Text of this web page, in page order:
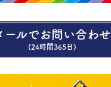
ールでお問い合わせ
(24時間365日)